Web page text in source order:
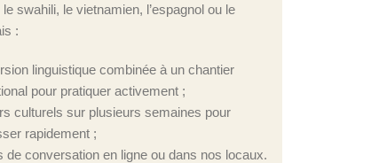
le swahili, le vietnamien, l’espagnol ou le
:
linguistique combinée à un chantier
pour pratiquer activement ;
culturels sur plusieurs semaines pour
rapidement ;
de conversation en ligne ou dans nos locaux.